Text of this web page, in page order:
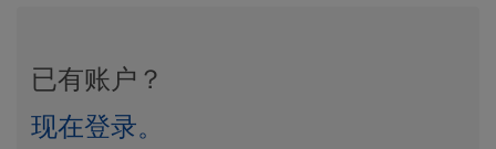
已有账户？
现在登录。